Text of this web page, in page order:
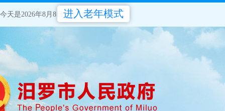
进入老年模式
今天是2026年8月8日